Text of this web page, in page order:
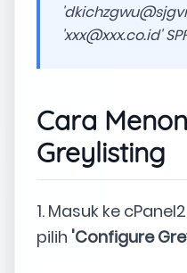
xxx@xxx.co.id'
Cara
Greylisting
1. Masuk ke
pilih 'Configure